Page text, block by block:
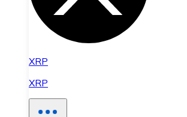
XRP
XRP